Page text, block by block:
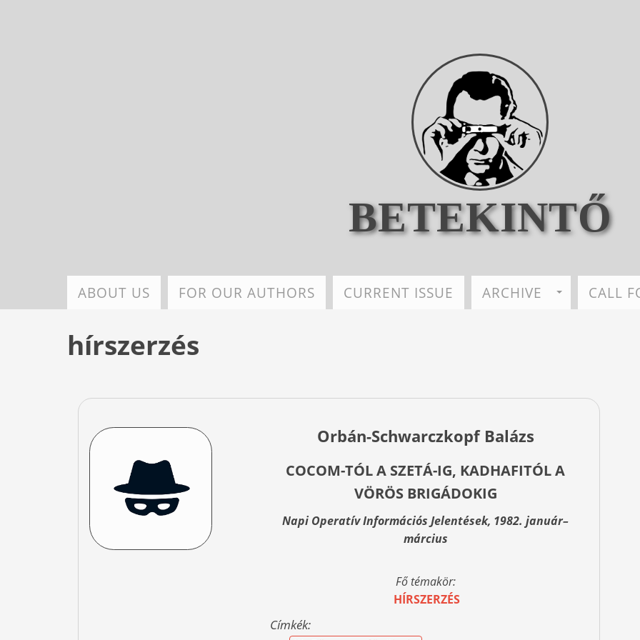
BETEKINTŐ
ABOUT US FOR OUR AUTHORS CURRENT ISSUE ARCHIVE CALL
hírszerzés
Orbán-Schwarczkopf Balázs
COCOM-TÓL A SZETÁ-IG, KADHAFITÓL A
VÖRÖS BRIGÁDOKIG
Napi Operatív Információs Jelentések, 1982. január–
március
Fő témakör:
HÍRSZERZÉS
Címkék: